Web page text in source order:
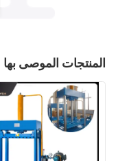
المنتجات الموصى بها